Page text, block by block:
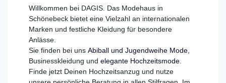
Willkommen bei DAGIS. Das Modehaus in
Schönebeck bietet eine Vielzahl an internationalen
Marken und festliche Kleidung für besondere
Anlässe.
Sie finden bei uns Abiball und Jugendweihe Mode
Businesskleidung und elegante Hochzeitsmode
Finde jetzt Deinen Hochzeitsanzug und nutze